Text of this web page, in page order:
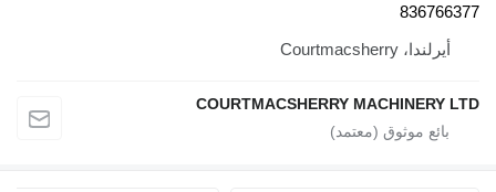
836766377
أيرلندا، Courtmacsherry
COURTMACSHERRY MACHINERY LTD